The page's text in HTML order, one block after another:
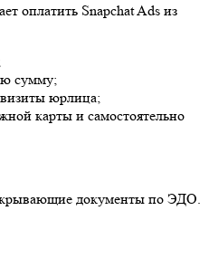
оплатить Snapchat Ads из
сумму;
юрлица;
карты и самостоятельно
документы по ЭДО.